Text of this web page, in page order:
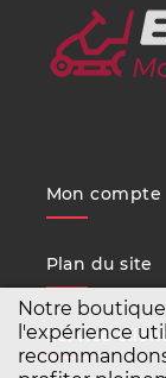
Notre
l'expérience
Mon compte
Plan du site
Service client